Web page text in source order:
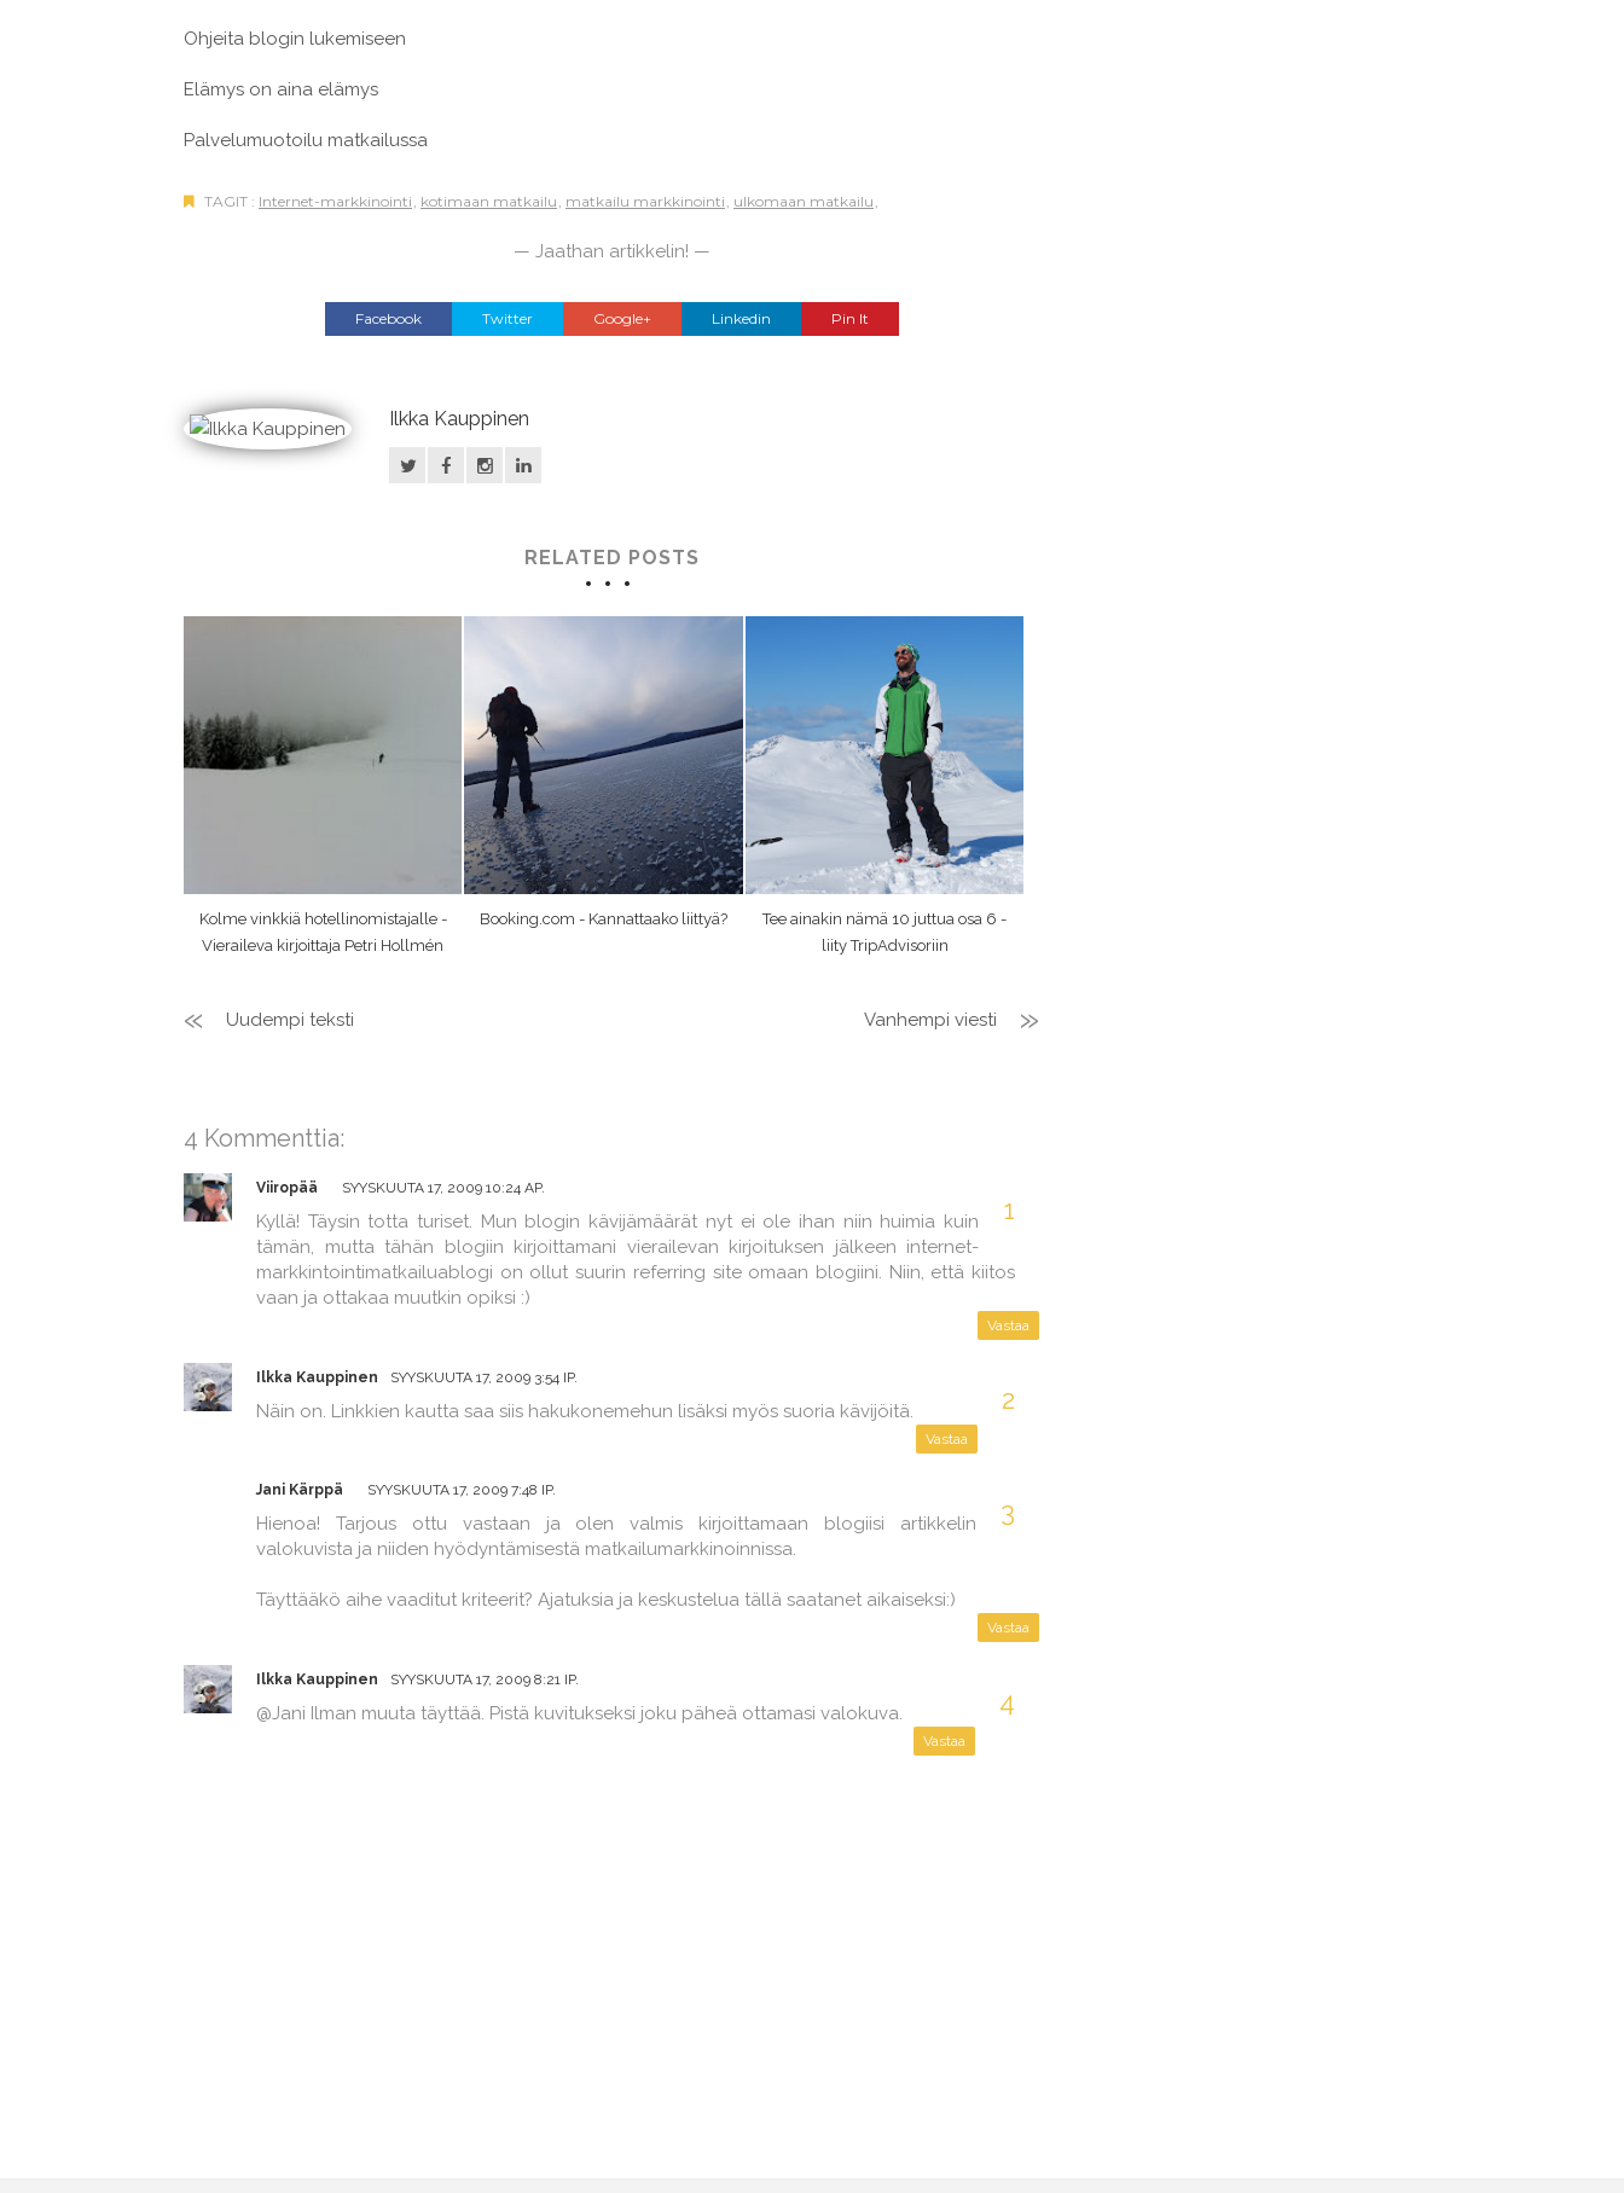
Ohjeita blogin lukemiseen
Elämys on aina elämys
Palvelumuotoilu matkailussa
TAGIT : Internet-markkinointi kotimaan matkailu matkailu markkinointi ulkomaan matkailu
— Jaathan artikkelin! —
Facebook Twitter Google+ Linkedin Pin It
Ilkka Kauppinen
RELATED POSTS
Kolme vinkkiä hotellinomistajalle -
Vieraileva kirjoittaja Petri Hollmén
Booking.com - Kannattaako liittyä?
Tee ainakin nämä 10 juttua osa 6 -
liity TripAdvisoriin
Uudempi teksti Vanhempi viesti
4 Kommenttia:
Viiropää SYYSKUUTA 17, 2009 10:24 AP.
Kyllä! Täysin totta turiset. Mun blogin kävijämäärät nyt ei ole ihan niin huimia kuin
tämän, mutta tähän blogiin kirjoittamani vierailevan kirjoituksen jälkeen internet-
markkintointimatkailuablogi on ollut suurin referring site omaan blogiini. Niin, että kiitos
vaan ja ottakaa muutkin opiksi :)
Vastaa
Ilkka Kauppinen SYYSKUUTA 17, 2009 3:54 IP.
Näin on. Linkkien kautta saa siis hakukonemehun lisäksi myös suoria kävijöitä.
Vastaa
Jani Kärppä SYYSKUUTA 17, 2009 7:48 IP.
Hienoa! Tarjous ottu vastaan ja olen valmis kirjoittamaan blogiisi artikkelin
valokuvista ja niiden hyödyntämisestä matkailumarkkinoinnissa.
Täyttääkö aihe vaaditut kriteerit? Ajatuksia ja keskustelua tällä saatanet aikaiseksi:)
Vastaa
Ilkka Kauppinen SYYSKUUTA 17, 2009 8:21 IP.
@Jani Ilman muuta täyttää. Pistä kuvitukseksi joku päheä ottamasi valokuva.
Vastaa